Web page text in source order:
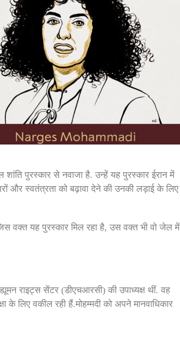
शांति पुरस्कार से नवाजा है. उन्हें यह पुरस्कार ईरान में
और स्वतंत्रता को बढ़ावा देने की उनकी लड़ाई के लिए
वक्त यह पुरस्कार मिल रहा है, उस वक्त भी वो जेल में
राइट्स सेंटर (डीएचआरसी) की उपाध्यक्ष थीं. वह
लिए वकील रही हैं.मोहम्मदी को अपने मानवाधिकार